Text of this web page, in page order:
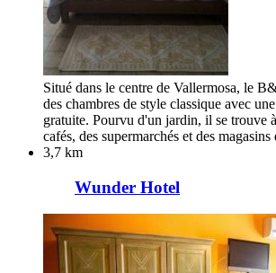
Situé dans le centre de Vallermosa, le
des chambres de style classique avec
gratuite. Pourvu d'un jardin, il se trouve
cafés, des supermarchés et des
3,7 km
Wunder Hotel